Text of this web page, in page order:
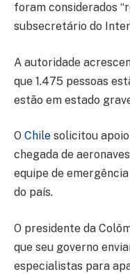
foram considerados
subsecretário do
A autoridade
que 1.475 pessoas
estão em estado
O Chile solicitou
chegada de
equipe de
do país.
O presidente da
que seu governo
especialistas para